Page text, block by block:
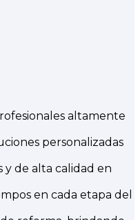
altamente
personalizadas
y de alta calidad en
en cada etapa del